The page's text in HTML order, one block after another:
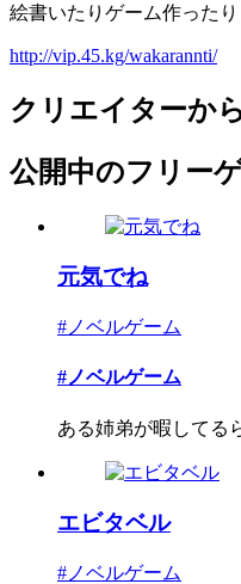
絵書いたりゲーム作った
http://vip.45.kg/wakarannti/
クリエイターか
公開中のフリー
元気でね
#ノベルゲーム
#ノベルゲーム
ある姉弟が暇してる
エビタベル
#ノベルゲーム